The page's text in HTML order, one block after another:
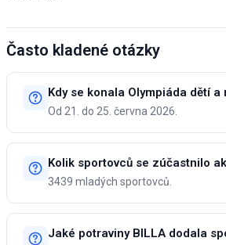
Často kladené otázky
Kdy se konala Olympiáda dětí a
Od 21. do 25. června 2026.
Kolik sportovců se zúčastnilo
3439 mladých sportovců.
Jaké potraviny BILLA dodala